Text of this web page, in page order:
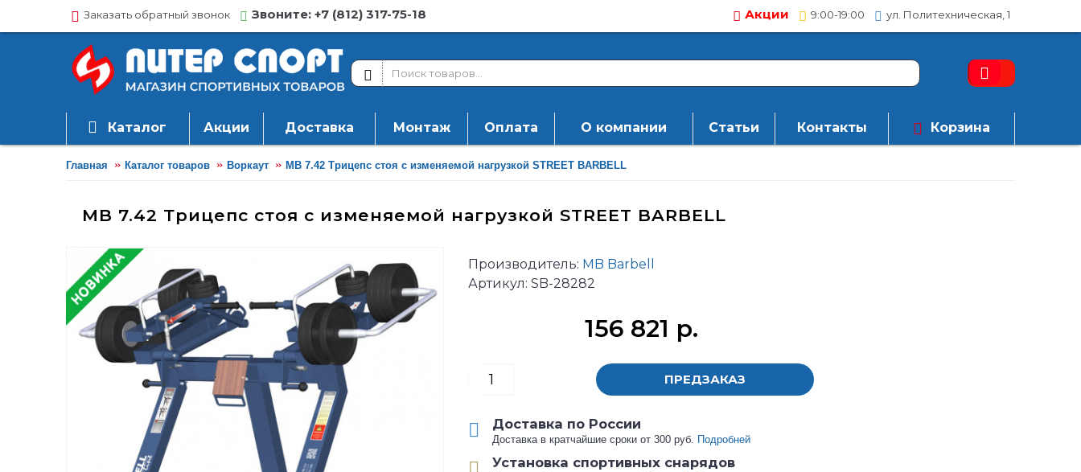
Заказать обратный звонок Звоните: +7 (812) 317-75-18 Акции 9:00-19:00 ул. Политехническая, 1
Каталог Акции Доставка Монтаж Оплата О компании Статьи Контакты Корзина
Главная Каталог товаров Воркаут MB 7.42 Трицепс стоя с изменяемой нагрузкой STREET BARBELL
MB 7.42 Трицепс стоя с изменяемой нагрузкой STREET BARBELL
Производитель: MB Barbell
Артикул: SB-28282
156 821 р.
ПРЕДЗАКАЗ
Доставка по России
Доставка в кратчайшие сроки от 300 руб. Подробней
Установка спортивных снарядов